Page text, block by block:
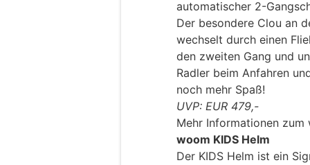
automatischer 2-
Der besondere Clou an
wechselt durch einen
den zweiten Gang und
Radler beim Anfahren
noch mehr Spaß!
UVP: EUR 479,-
Mehr Informationen zum
woom KIDS Helm
Der KIDS Helm ist ein